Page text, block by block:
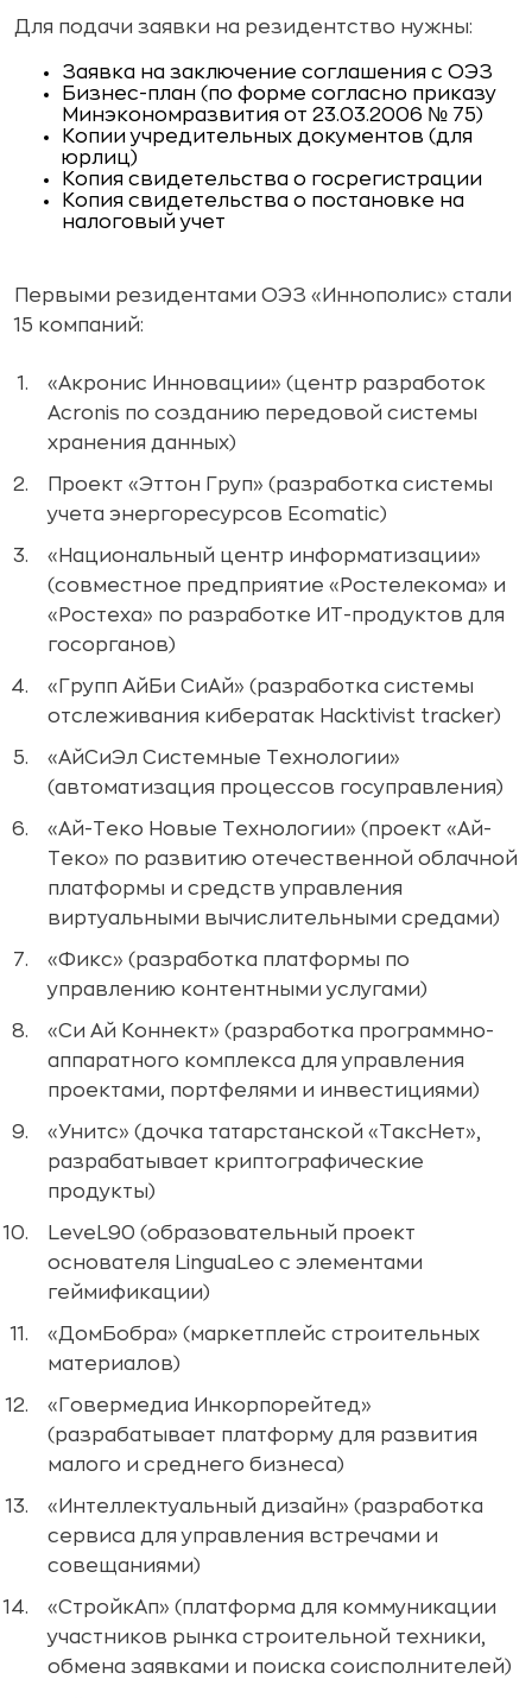
Для подачи заявки на резидентство нужны:
Заявка на заключение соглашения с ОЭЗ
Бизнес-план (по форме согласно приказу
Минэкономразвития от 23.03.2006 № 75)
Копии учредительных документов (для
юрлиц)
Копия свидетельства о госрегистрации
Копия свидетельства о постановке на
налоговый учет
Первыми резидентами ОЭЗ «Иннополис» стали
15 компаний:
«Акронис Инновации» (центр разработок
Acronis по созданию передовой системы
хранения данных)
Проект «Эттон Груп» (разработка системы
учета энергоресурсов Ecomatic)
«Национальный центр информатизации»
(совместное предприятие «Ростелекома» и
«Ростеха» по разработке ИТ-продуктов для
госорганов)
«Групп АйБи СиАй» (разработка системы
отслеживания кибератак Hacktivist tracker)
«АйСиЭл Системные Технологии»
(автоматизация процессов госуправления)
«Ай-Теко Новые Технологии» (проект «Ай-
Теко» по развитию отечественной облачной
платформы и средств управления
виртуальными вычислительными средами)
«Фикс» (разработка платформы по
управлению контентными услугами)
«Си Ай Коннект» (разработка программно-
аппаратного комплекса для управления
проектами, портфелями и инвестициями)
«Унитс» (дочка татарстанской «ТаксНет»,
разрабатывает криптографические
продукты)
LeveL90 (образовательный проект
основателя LinguaLeo с элементами
геймификации)
«ДомБобра» (маркетплейс строительных
материалов)
«Говермедиа Инкорпорейтед»
(разрабатывает платформу для развития
малого и среднего бизнеса)
«Интеллектуальный дизайн» (разработка
сервиса для управления встречами и
совещаниями)
«СтройкАп» (платформа для коммуникации
участников рынка строительной техники,
обмена заявками и поиска соисполнителей)